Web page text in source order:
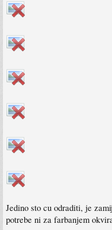
Jedino sto cu odraditi, je
potrebe ni za farbanjem